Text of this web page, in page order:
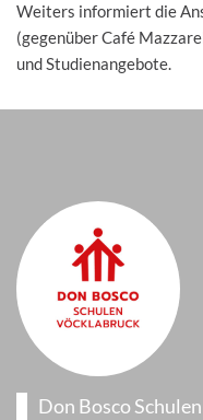
Weiters informiert die
(gegenüber Café
und Studienangebote.
Don Bosco